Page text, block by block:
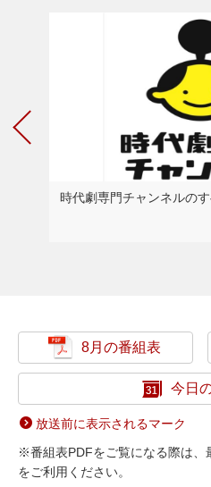
時代劇専門チャンネルのす
8月の番組表
今日
放送前に表示されるマーク
※番組表PDFをご覧になる際は、
をご利用ください。